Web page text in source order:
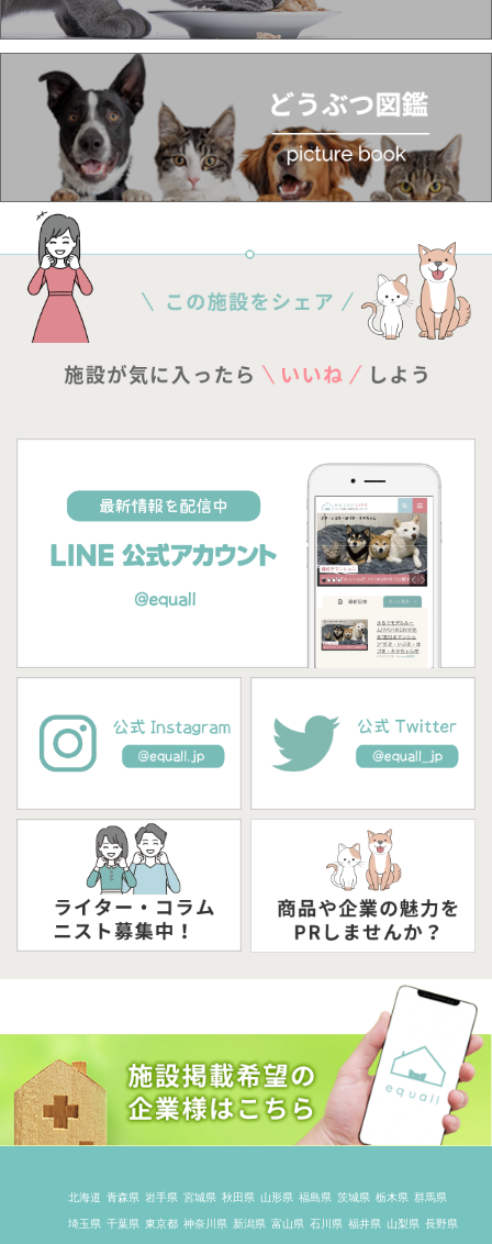
北海道 青森県 岩手県 宮城県 秋田県 山形県 福島県 茨城県 栃木県 群馬県
埼玉県 千葉県 東京都 神奈川県 新潟県 富山県 石川県 福井県 山梨県 長野県